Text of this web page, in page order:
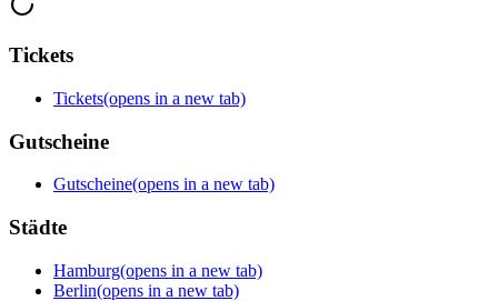
Tickets
Tickets(opens in a new tab)
Gutscheine
Gutscheine(opens in a new tab)
Städte
Hamburg(opens in a new tab)
Berlin(opens in a new tab)